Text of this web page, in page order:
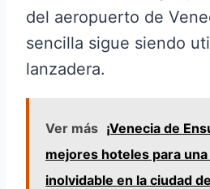
del aeropuerto de
sencilla sigue siendo
lanzadera.
Ver más ¡Venecia de
mejores hoteles para
inolvidable en la ciudad